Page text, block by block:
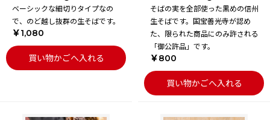
ベーシックな細切りタイプなの
で、のど越し抜群の生そばです。
￥1,080
買い物かごへ入れる
そばの実を全部使った黒めの信州
生そばです。国宝善光寺が認め
た、限られた商品にのみ許される
「御公許品」です。
￥800
買い物かごへ入れる